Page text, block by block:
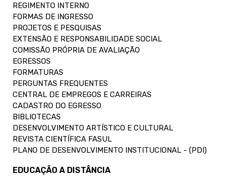
REGIMENTO INTERNO
FORMAS DE INGRESSO
PROJETOS E PESQUISAS
EXTENSÃO E RESPONSABILIDADE SOCIAL
COMISSÃO PRÓPRIA DE AVALIAÇÃO
EGRESSOS
FORMATURAS
PERGUNTAS FREQUENTES
CENTRAL DE EMPREGOS E CARREIRAS
CADASTRO DO EGRESSO
BIBLIOTECAS
DESENVOLVIMENTO ARTÍSTICO E CULTURAL
REVISTA CIENTÍFICA FASUL
PLANO DE DESENVOLVIMENTO INSTITUCIONAL - (PDI)
EDUCAÇÃO A DISTÂNCIA